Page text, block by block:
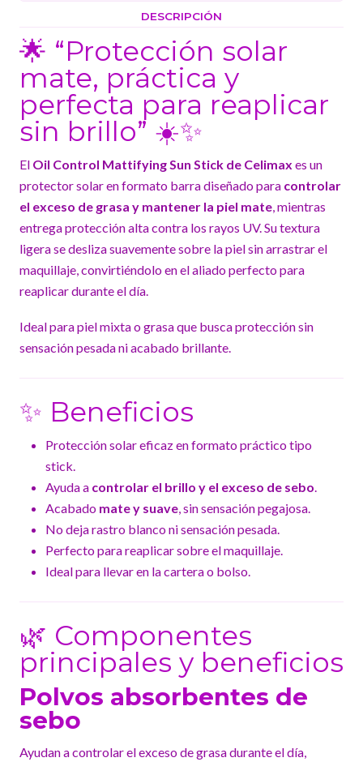
DESCRIPCIÓN
🌟 “Protección solar
mate, práctica y
perfecta para reaplicar
sin brillo” ☀️✨
El Oil Control Mattifying Sun Stick de Celimax es un
protector solar en formato barra diseñado para controlar
el exceso de grasa y mantener la piel mate , mientras
entrega protección alta contra los rayos UV. Su textura
ligera se desliza suavemente sobre la piel sin arrastrar el
maquillaje, convirtiéndolo en el aliado perfecto para
reaplicar durante el día.
Ideal para piel mixta o grasa que busca protección sin
sensación pesada ni acabado brillante.
✨ Beneficios
Protección solar eficaz en formato práctico tipo
stick.
Ayuda a controlar el brillo y el exceso de sebo
Acabado mate y suave , sin sensación pegajosa.
No deja rastro blanco ni sensación pesada.
Perfecto para reaplicar sobre el maquillaje.
Ideal para llevar en la cartera o bolso.
🌿 Componentes
principales y beneficios
Polvos absorbentes de
sebo
Ayudan a controlar el exceso de grasa durante el día,